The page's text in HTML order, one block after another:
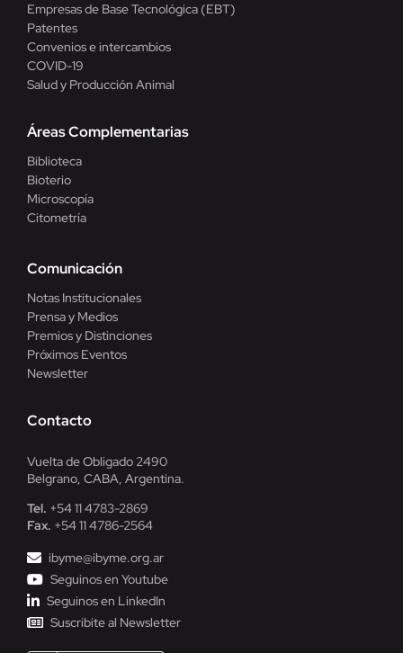
Empresas de Base Tecnológica (EBT)
Patentes
Convenios e intercambios
COVID-19
Salud y Producción Animal
Áreas Complementarias
Biblioteca
Bioterio
Microscopía
Citometría
Comunicación
Notas Institucionales
Prensa y Medios
Premios y Distinciones
Próximos Eventos
Newsletter
Contacto
Vuelta de Obligado 2490
Belgrano, CABA, Argentina.
Tel. +54 11 4783-2869
Fax. +54 11 4786-2564
ibyme@ibyme.org.ar
Seguinos en Youtube
Seguinos en LinkedIn
Suscribite al Newsletter